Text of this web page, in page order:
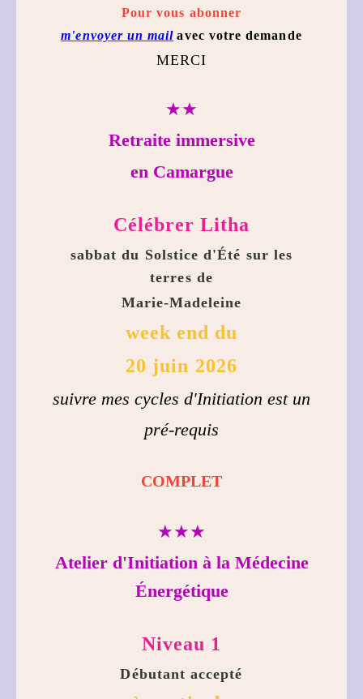
Pour vous abonner
m'envoyer un mail avec votre demande
MERCI
★★
Retraite immersive
en Camargue
Célébrer Litha
sabbat du Solstice d'Été sur les
terres de
Marie-Madeleine
week end du
20 juin 2026
suivre mes cycles d'Initiation est un
pré-requis
COMPLET
★★★
Atelier d'Initiation à la Médecine
Énergétique
Niveau 1
Débutant accepté